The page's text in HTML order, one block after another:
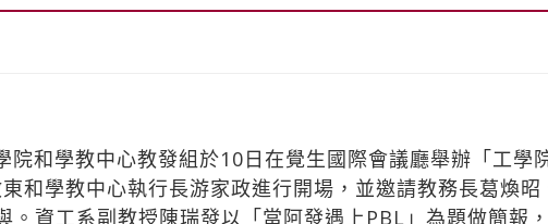
院和學教中心教發組於10日在覺生國際會議廳舉辦「工學
和學教中心執行長游家政進行開場，並邀請教務長葛煥
。資工系副教授陳瑞發以「當阿發遇上PBL」為題做簡報